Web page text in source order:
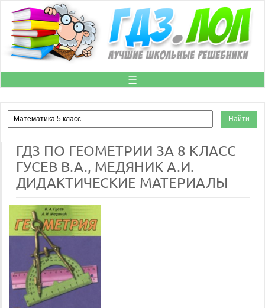
☰
ГДЗ ПО ГЕОМЕТРИИ ЗА 8 КЛАСС
ГУСЕВ В.А., МЕДЯНИК А.И.
ДИДАКТИЧЕСКИЕ МАТЕРИАЛЫ